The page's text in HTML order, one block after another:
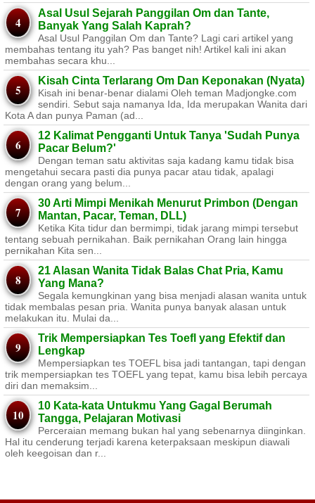
Asal Usul Sejarah Panggilan Om dan Tante,
Banyak Yang Salah Kaprah?
Asal Usul Panggilan Om dan Tante? Lagi cari artikel yang
membahas tentang itu yah? Pas banget nih! Artikel kali ini akan
membahas secara khu...
Kisah Cinta Terlarang Om Dan Keponakan (Nyata)
Kisah ini benar-benar dialami Oleh teman Madjongke.com
sendiri. Sebut saja namanya Ida, Ida merupakan Wanita dari
Kota A dan punya Paman (ad...
12 Kalimat Pengganti Untuk Tanya 'Sudah Punya
Pacar Belum?'
Dengan teman satu aktivitas saja kadang kamu tidak bisa
mengetahui secara pasti dia punya pacar atau tidak, apalagi
dengan orang yang belum...
30 Arti Mimpi Menikah Menurut Primbon (Dengan
Mantan, Pacar, Teman, DLL)
Ketika Kita tidur dan bermimpi, tidak jarang mimpi tersebut
tentang sebuah pernikahan. Baik pernikahan Orang lain hingga
pernikahan Kita sen...
21 Alasan Wanita Tidak Balas Chat Pria, Kamu
Yang Mana?
Segala kemungkinan yang bisa menjadi alasan wanita untuk
tidak membalas pesan pria. Wanita punya banyak alasan untuk
melakukan itu. Mulai da...
Trik Mempersiapkan Tes Toefl yang Efektif dan
Lengkap
Mempersiapkan tes TOEFL bisa jadi tantangan, tapi dengan
trik mempersiapkan tes TOEFL yang tepat, kamu bisa lebih percaya
diri dan memaksim...
10 Kata-kata Untukmu Yang Gagal Berumah
Tangga, Pelajaran Motivasi
Perceraian memang bukan hal yang sebenarnya diinginkan.
Hal itu cenderung terjadi karena keterpaksaan meskipun diawali
oleh keegoisan dan r...